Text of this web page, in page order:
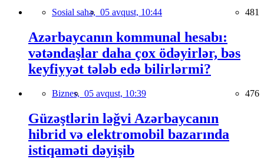
Sosial sahə, 05 avqust, 10:44 481
Azərbaycanın kommunal hesabı:
vətəndaşlar daha çox ödəyirlər, bəs
keyfiyyət tələb edə bilirlərmi?
Biznes, 05 avqust, 10:39 476
Güzəştlərin ləğvi Azərbaycanın
hibrid və elektromobil bazarında
istiqaməti dəyişib